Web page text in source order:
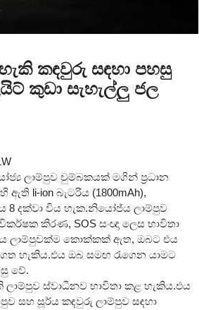
කඳවුරු සඳහා පහසු
කුඩා සැහැල්ලු ජල
ලාම්පුව චුම්බකයක් මගින් ප්‍රධාන
li-ion බැටරිය (1800mAh),
8 දක්වා විය හැක.නියෝජ්ය ලාම්පුව
කිරණ, SOS සංඥා ලෙස භාවිතා
ලාම්පුවක්ම කොක්කක් ඇත, ඔබට එය
හැකිය.එය ඔබ සමඟ රැගෙන යාමට
වේ.
ලාම්පුව ස්වාධීනව භාවිතා කළ හැකිය.එය
සහ සූර්ය කඳවුරු ලාම්පුව සඳහා